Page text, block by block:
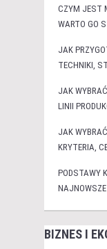
CZYM JEST
WARTO GO
JAK
TECHNIKI,
JAK
LINII
JAK
KRYTERIA,
PODSTAWY
BIZNES I